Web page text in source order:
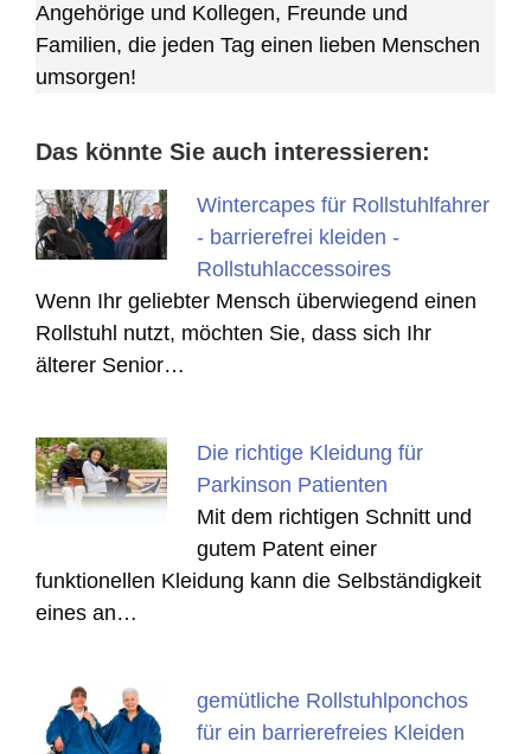
Angehörige und Kollegen, Freunde und
Familien, die jeden Tag einen lieben Menschen
umsorgen!
Das könnte Sie auch interessieren:
Wintercapes für Rollstuhlfahrer
- barrierefrei kleiden -
Rollstuhlaccessoires
Wenn Ihr geliebter Mensch überwiegend einen
Rollstuhl nutzt, möchten Sie, dass sich Ihr
älterer Senior…
Die richtige Kleidung für
Parkinson Patienten
Mit dem richtigen Schnitt und
gutem Patent einer
funktionellen Kleidung kann die Selbständigkeit
eines an…
gemütliche Rollstuhlponchos
für ein barrierefreies Kleiden